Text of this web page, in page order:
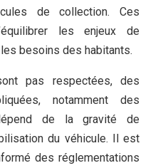
de collection. Ces
les enjeux de
besoins des habitants.
pas respectées, des
notamment des
de la gravité de
du véhicule. Il est
des réglementations